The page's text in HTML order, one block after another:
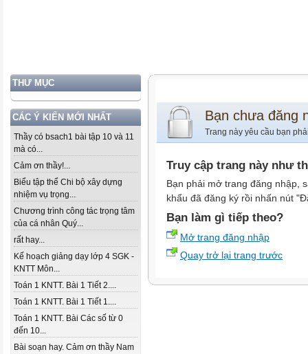
THƯ MỤC
CÁC Ý KIẾN MỚI NHẤT
Thầy có bsach1 bài tập 10 và 11
mà có...
Cảm ơn thầy!...
Biểu tập thể Chi bộ xây dựng
nhiệm vụ trọng...
Chương trình công tác trọng tâm
của cá nhân Quý...
rất hay...
Kế hoạch giảng dạy lớp 4 SGK -
KNTT Môn...
Toán 1 KNTT. Bài 1 Tiết 2....
Toán 1 KNTT. Bài 1 Tiết 1....
Toán 1 KNTT. Bài Các số từ 0
đến 10...
Bài soạn hay. Cảm ơn thầy Nam
Bạn chưa đăng
Trang này yêu cầu bạn
Truy cập trang này như
Bạn phải mở trang đăng nhập,
khẩu đã đăng ký rồi nhấn nút
Bạn làm gì tiếp theo?
Mở trang đăng nhập
Quay trở lại trang trước